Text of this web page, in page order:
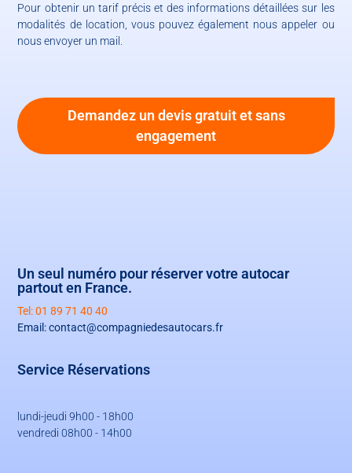
Pour obtenir un tarif précis et des informations détaillées sur les
modalités de location, vous pouvez également nous appeler ou
nous envoyer un mail.
Demandez un devis gratuit et sans
engagement
Un seul numéro pour réserver votre autocar
partout en France.
Tel: 01 89 71 40 40
Email: contact@compagniedesautocars.fr
Service Réservations
lundi-jeudi 9h00 - 18h00
vendredi 08h00 - 14h00